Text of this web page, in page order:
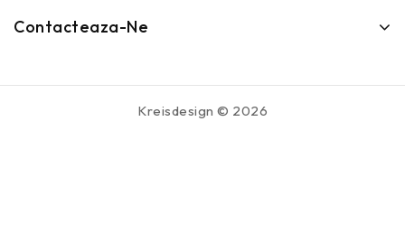
Contacteaza-Ne
Kreisdesign © 2026